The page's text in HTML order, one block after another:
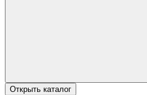
Открыть каталог